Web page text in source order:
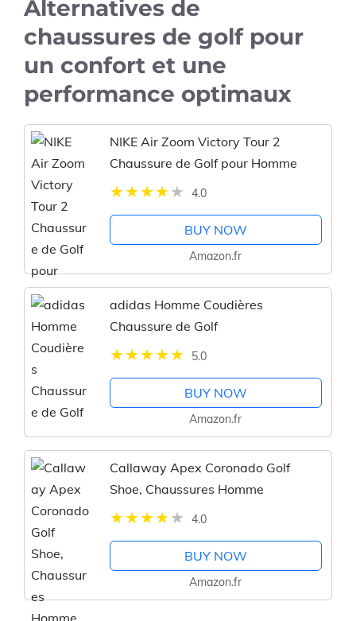
Alternatives de
chaussures de golf pour
un confort et une
performance optimaux
NIKE Air Zoom Victory Tour 2
Chaussure de Golf pour Homme
4.0
BUY NOW
Amazon.fr
adidas Homme Coudières
Chaussure de Golf
5.0
BUY NOW
Amazon.fr
Callaway Apex Coronado Golf
Shoe, Chaussures Homme
4.0
BUY NOW
Amazon.fr